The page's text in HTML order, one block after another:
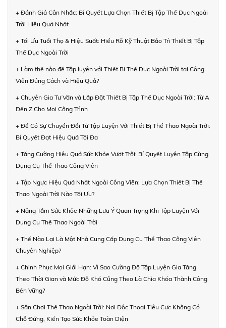
+ Đánh Giá Cân Nhắc: Bí Quyết Lựa Chọn Thiết Bị Tập Thể Dục Ngoài
Trời Hiệu Quả Nhất
+ Tối Ưu Tuổi Thọ & Hiệu Suất: Hiểu Rõ Kỹ Thuật Bảo Trì Thiết Bị Tập
Thể Dục Ngoài Trời
+ Làm thế nào để Tập luyện với Thiết Bị Thể Dục Ngoài Trời tại Công
Viên Đúng Cách và Hiệu Quả?
+ Chuyên Gia Tư Vấn và Lắp Đặt Thiết Bị Tập Thể Dục Ngoài Trời: Từ A
Đến Z Cho Mọi Công Trình
+ Để Có Sự Chuyển Đổi Từ Tập Luyện Với Thiết Bị Thể Thao Ngoài Trời:
Bí Quyết Đạt Hiệu Quả Tối Đa
+ Tăng Cường Hiệu Quả Sức Khỏe Vượt Trội: Bí Quyết Luyện Tập Cùng
Dụng Cụ Thể Thao Công Viên
+ Tập Ngực Hiệu Quả Nhất Ngoài Công Viên: Lựa Chọn Thiết Bị Thể
Thao Ngoài Trời Nào Tối Ưu?
+ Nâng Tầm Sức Khỏe Những Lưu Ý Quan Trọng Khi Tập Luyện Với
Dụng Cụ Thể Thao Ngoài Trời
+ Thế Nào Lại Là Một Nhà Cung Cấp Dụng Cụ Thể Thao Công Viên
Chuyên Nghiệp?
+ Chinh Phục Mọi Giới Hạn: Vì Sao Cường Độ Tập Luyện Gia Tăng
Theo Thời Gian và Mức Độ Khó Cũng Theo Là Chìa Khóa Thành Công
Bền Vững?
+ Sân Chơi Thể Thao Ngoài Trời: Nơi Độc Thoại Tiêu Cực Không Có
Chỗ Đứng, Kiến Tạo Sức Khỏe Toàn Diện